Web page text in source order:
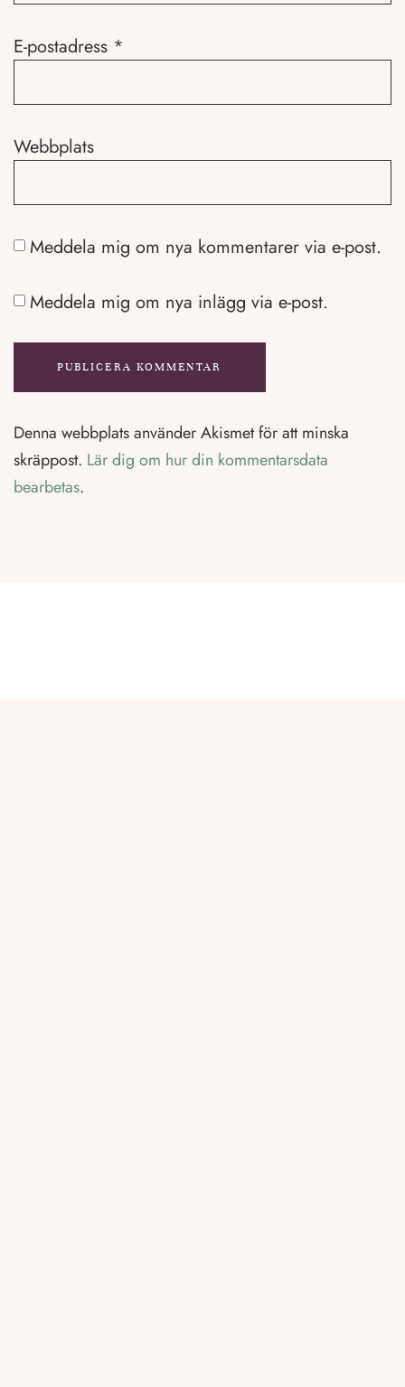
E-postadress *
Webbplats
Meddela mig om nya kommentarer via e-post.
Meddela mig om nya inlägg via e-post.
Denna webbplats använder Akismet för att minska
skräppost. Lär dig om hur din kommentarsdata
bearbetas.